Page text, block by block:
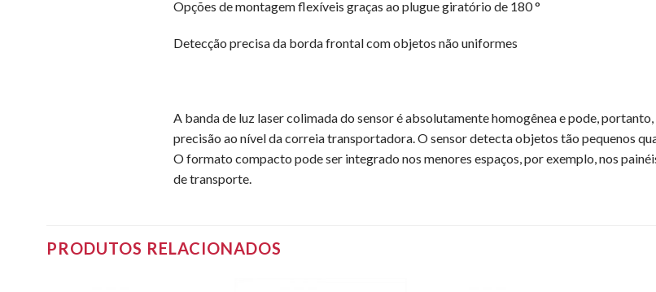
Opções de montagem flexíveis graças ao plugue giratório de 180 °
Detecção precisa da borda frontal com objetos não uniformes
A banda de luz laser colimada do sensor é absolutamente homogênea e pode,
precisão ao nível da correia transportadora. O sensor detecta objetos tão pequenos
O formato compacto pode ser integrado nos menores espaços, por exemplo, nos
de transporte.
PRODUTOS RELACIONADOS